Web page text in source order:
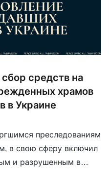
средств на
храмов
в Украине
преследованиям
в свою сферу включил
и разрушенным в